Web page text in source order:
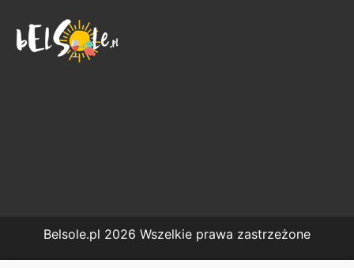
Belsole.pl 2026 Wszelkie prawa zastrzeżone